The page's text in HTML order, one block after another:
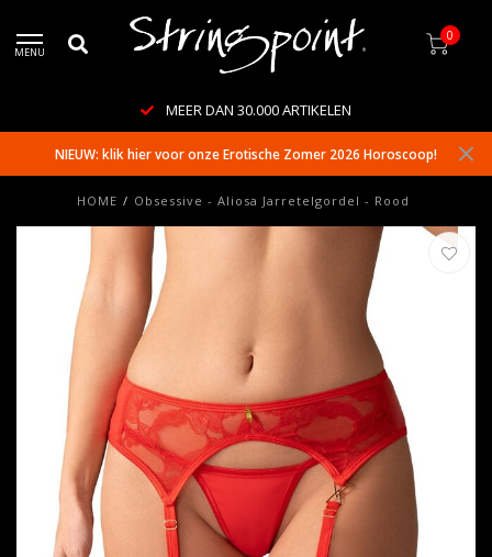
MENU
0
MEER DAN 30.000 ARTIKELEN
NIEUW: klik hier voor onze Erotische Zomer 2026 Horoscoop!
HOME / Obsessive - Aliosa Jarretelgordel - Rood